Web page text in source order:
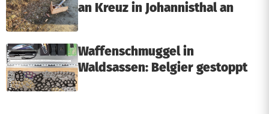
an Kreuz in Johannisthal an
Waffenschmuggel in
Waldsassen: Belgier gestoppt